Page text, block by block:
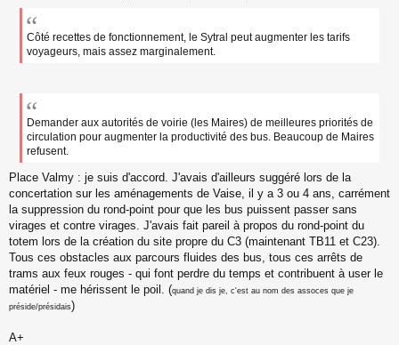
s
Côté recettes de fonctionnement, le Sytral peut augmenter les tarifs
voyageurs, mais assez marginalement.
Demander aux autorités de voirie (les Maires) de meilleures priorités de
circulation pour augmenter la productivité des bus. Beaucoup de Maires
refusent.
Place Valmy : je suis d'accord. J'avais d'ailleurs suggéré lors de la
concertation sur les aménagements de Vaise, il y a 3 ou 4 ans, carrément
la suppression du rond-point pour que les bus puissent passer sans
virages et contre virages. J'avais fait pareil à propos du rond-point du
totem lors de la création du site propre du C3 (maintenant TB11 et C23).
Tous ces obstacles aux parcours fluides des bus, tous ces arrêts de
trams aux feux rouges - qui font perdre du temps et contribuent à user le
matériel - me hérissent le poil. (quand je dis je, c'est au nom des assoces que je
préside/présidais)
A+